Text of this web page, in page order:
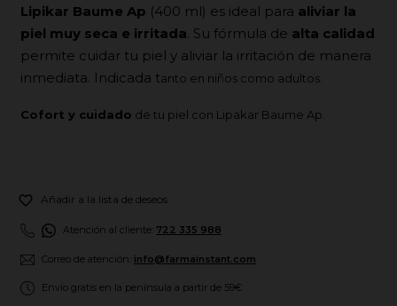
Lipikar Baume Ap (400 ml) es ideal para aliviar la
piel muy seca e irritada. Su fórmula de alta calidad
permite cuidar tu piel y aliviar la irritación de manera
inmediata. Indicada tanto en niños como adultos.
Cofort y cuidado de tu piel con Lipakar Baume Ap.
 Añadir a la lista de deseos
Atención al cliente: 722 335 988
Correo de atención: info@farmainstant.com
Envío gratis en la península a partir de 59€